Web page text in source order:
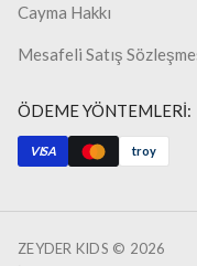
Cayma Hakkı
Mesafeli Satış
ÖDEME YÖNTEMLERİ:
VISA troy
ZEYDER KIDS © 2026